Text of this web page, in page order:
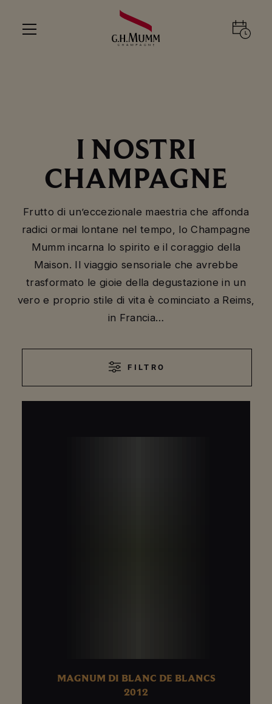
I NOSTRI
CHAMPAGNE
Frutto di un’eccezionale maestria che affonda
radici ormai lontane nel tempo, lo Champagne
Mumm incarna lo spirito e il coraggio della
Maison. Il viaggio sensoriale che avrebbe
trasformato le gioie della degustazione in un
vero e proprio stile di vita è cominciato a Reims,
in Francia…
FILTRO
MAGNUM DI BLANC DE BLANCS
2012